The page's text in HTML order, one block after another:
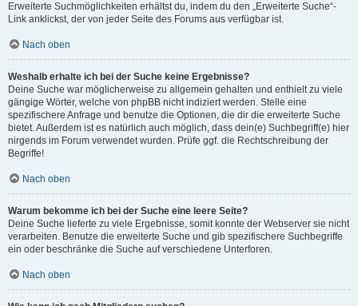
Erweiterte Suchmöglichkeiten erhältst du, indem du den „Erweiterte Suche“-
Link anklickst, der von jeder Seite des Forums aus verfügbar ist.
Nach oben
Weshalb erhalte ich bei der Suche keine Ergebnisse?
Deine Suche war möglicherweise zu allgemein gehalten und enthielt zu viele
gängige Wörter, welche von phpBB nicht indiziert werden. Stelle eine
spezifischere Anfrage und benutze die Optionen, die dir die erweiterte Suche
bietet. Außerdem ist es natürlich auch möglich, dass dein(e) Suchbegriff(e) hier
nirgends im Forum verwendet wurden. Prüfe ggf. die Rechtschreibung der
Begriffe!
Nach oben
Warum bekomme ich bei der Suche eine leere Seite?
Deine Suche lieferte zu viele Ergebnisse, somit konnte der Webserver sie nicht
verarbeiten. Benutze die erweiterte Suche und gib spezifischere Suchbegriffe
ein oder beschränke die Suche auf verschiedene Unterforen.
Nach oben